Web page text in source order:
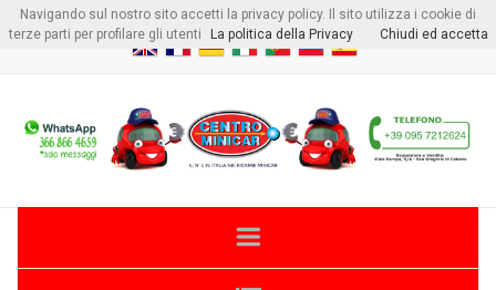
Benvenuto visitoreLogin oRegistrati
Navigando sul nostro sito accetti la privacy policy. Il sito utilizza i cookie di
terze parti per profilare gli utenti
La politica della Privacy Chiudi ed accetta